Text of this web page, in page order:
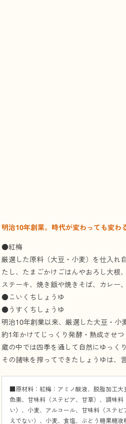
明治10年創業。時代が変わっても変
●紅梅
厳選した原料（大豆・小麦）を仕入れ
たし、たまごかけごはんやおろし大根
ステーキ、焼き飯や焼きそば、カレー
●こいくちしょうゆ
●うすくちしょうゆ
明治10年創業以来、厳選した大豆・小
約1年かけてじっくり発酵・熟成させつ
蔵の中では四季を通して自然にゆっく
その諸味を搾ってできたしょうゆは、
■原材料：紅梅：アミノ酸液、脱脂加工大
色素、甘味料（ステビア、甘草）、調味
い）、小麦、アルコール、甘味料（ステ
えでない）、小麦、食塩、ぶどう糖果糖